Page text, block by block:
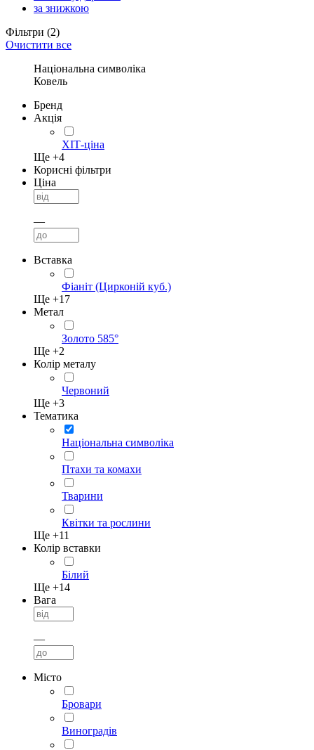
за знижкою
Фільтри (2)
Очистити все
Національна символіка
Ковель
Бренд
Акція
ХІТ-ціна
Ще +4
Корисні фільтри
Ціна
—
Вставка
Фіаніт (Цирконій куб.)
Ще +17
Метал
Золото 585°
Ще +2
Колір металу
Червоний
Ще +3
Тематика
Національна символіка
Птахи та комахи
Тварини
Квітки та рослини
Ще +11
Колір вставки
Білий
Ще +14
Вага
—
Місто
Бровари
Виноградів